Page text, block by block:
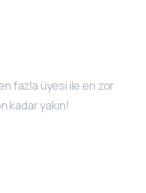
fazla üyesi ile en zor
kadar yakın!